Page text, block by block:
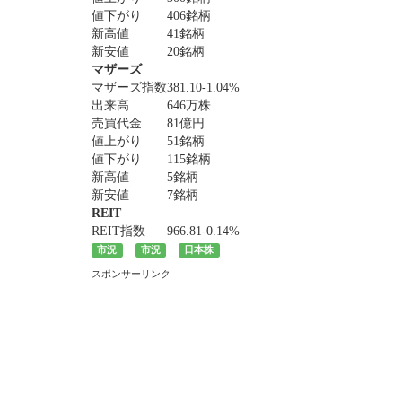
値下がり
406銘柄
新高値
41銘柄
新安値
20銘柄
マザーズ
マザーズ指数381.10-1.04%
出来高
646万株
売買代金
81億円
値上がり
51銘柄
値下がり
115銘柄
新高値
5銘柄
新安値
7銘柄
REIT
REIT指数
966.81-0.14%
市況 市況 日本株
スポンサーリンク